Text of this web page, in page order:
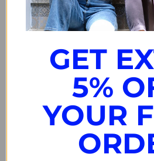
- Material Denim
- Low rise
- Reguler Fit
- Karet pinggang elastis dengan
GET
5%
YOUR